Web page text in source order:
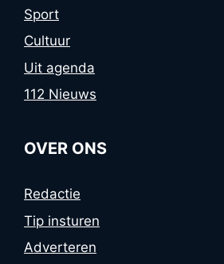
Sport
Cultuur
Uit agenda
112 Nieuws
OVER ONS
Redactie
Tip insturen
Adverteren